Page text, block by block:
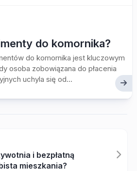
do komornika?
do komornika jest kluczowym
osoba zobowiązana do płacenia
uchyla się od...
i bezpłatną
mieszkania?